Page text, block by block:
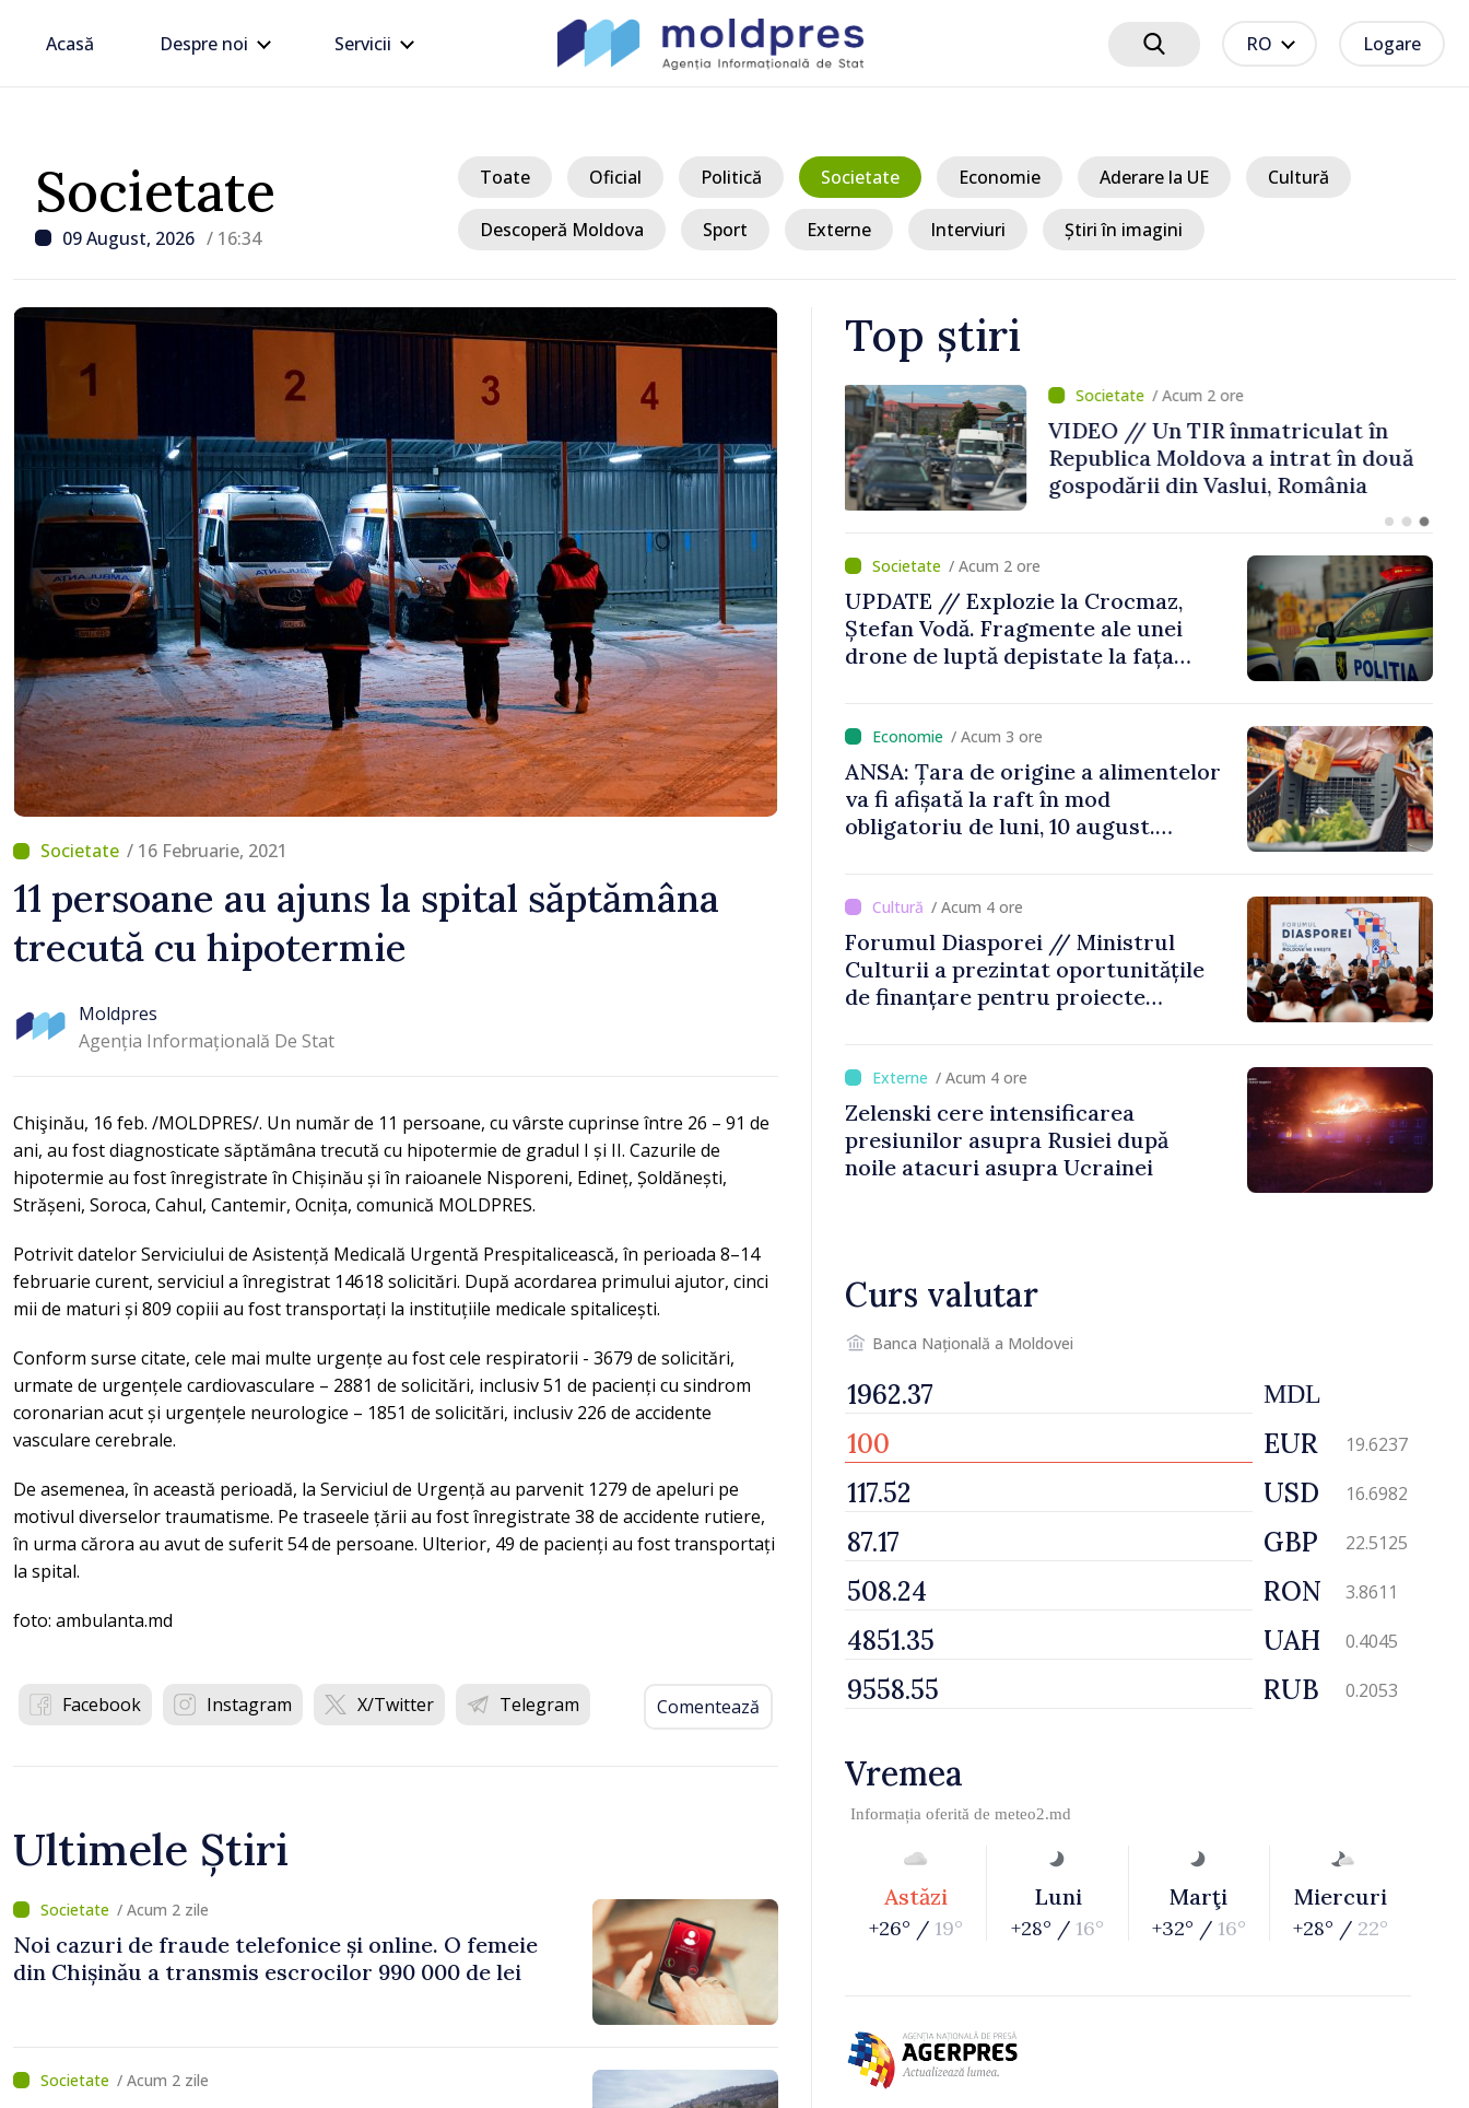
Acasă Despre noi Servicii RO Logare
Societate
09 August, 2026 / 16:34
Toate Oficial Politică Societate Economie Aderare la UE Cultură
Descoperă Moldova Sport Externe Interviuri Știri în imagini
/ 16 Februarie, 2021
11 persoane au ajuns la spital săptămâna
trecută cu hipotermie
Moldpres
Agenția Informațională De Stat
Chişinău, 16 feb. /MOLDPRES/. Un număr de 11 persoane, cu vârste cuprinse între 26 – 91 de
ani, au fost diagnosticate săptămâna trecută cu hipotermie de gradul I și II. Cazurile de
hipotermie au fost înregistrate în Chișinău și în raioanele Nisporeni, Edineț, Șoldănești,
Strășeni, Soroca, Cahul, Cantemir, Ocnița, comunică MOLDPRES.
Potrivit datelor Serviciului de Asistență Medicală Urgentă Prespitalicească, în perioada 8–14
februarie curent, serviciul a înregistrat 14618 solicitări. După acordarea primului ajutor, cinci
mii de maturi și 809 copiii au fost transportați la instituțiile medicale spitalicești.
Conform surse citate, cele mai multe urgențe au fost cele respiratorii - 3679 de solicitări,
urmate de urgențele cardiovasculare – 2881 de solicitări, inclusiv 51 de pacienți cu sindrom
coronarian acut și urgențele neurologice – 1851 de solicitări, inclusiv 226 de accidente
vasculare cerebrale.
De asemenea, în această perioadă, la Serviciul de Urgență au parvenit 1279 de apeluri pe
motivul diverselor traumatisme. Pe traseele țării au fost înregistrate 38 de accidente rutiere,
în urma cărora au avut de suferit 54 de persoane. Ulterior, 49 de pacienți au fost transportați
la spital.
foto: ambulanta.md
Facebook Instagram X/Twitter Telegram Comentează
Ultimele Știri
/ Acum 2 zile
Noi cazuri de fraude telefonice și online. O femeie
din Chișinău a transmis escrocilor 990 000 de lei
/ Acum 2 zile
Top știri
Trafic intens la postul vamal Otaci-
Moghilev-Podolsk, pe sensul de
ieșire din Republica Moldova
/ Acum 2 ore
VIDEO // Un TIR înmatriculat în
Republica Moldova a intrat în două
gospodării din Vaslui, România
/ Acum 2 ore
UPDATE // Explozie la Crocmaz,
Ștefan Vodă. Fragmente ale unei
drone de luptă depistate la fața
/ Acum 3 ore
ANSA: Țara de origine a alimentelor
va fi afișată la raft în mod
obligatoriu de luni, 10 august.
/ Acum 4 ore
Forumul Diasporei // Ministrul
Culturii a prezintat oportunitățile
de finanțare pentru proiecte
/ Acum 4 ore
Zelenski cere intensificarea
presiunilor asupra Rusiei după
noile atacuri asupra Ucrainei
Curs valutar
Banca Națională a Moldovei
MDL
EUR 19.6237
USD 16.6982
GBP 22.5125
RON 3.8611
UAH 0.4045
RUB 0.2053
Vremea
Informația oferită de meteo2.md
Astăzi
+26° / 19°
Luni
+28° / 16°
Marţi
+32° / 16°
Miercuri
+28° / 22°